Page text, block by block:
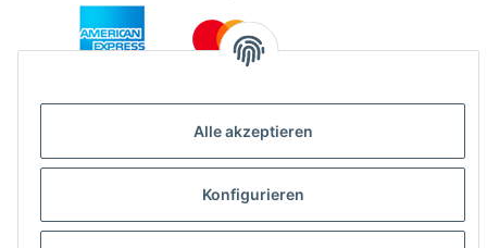
Alle akzeptieren
Konfigurieren